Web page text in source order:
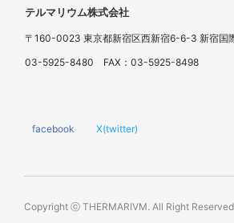
テルマリウム株式会社
〒160-0023 東京都新宿区西新宿6-6-3 新宿国
03-5925-8480 FAX：03-5925-8498
facebook X(twitter)
Copyright ⓒ THERMARIVM. All Right